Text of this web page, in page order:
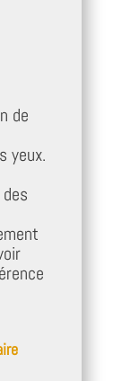
de
yeux.